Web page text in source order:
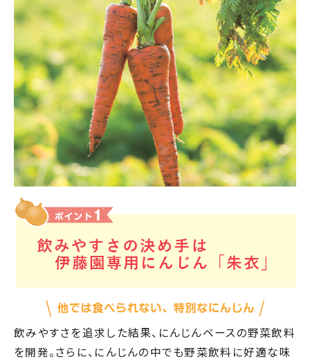
飲みやすさを追求した結果、にんじんベースの野菜飲料
を開発。さらに、にんじんの中でも野菜飲料に好適な味